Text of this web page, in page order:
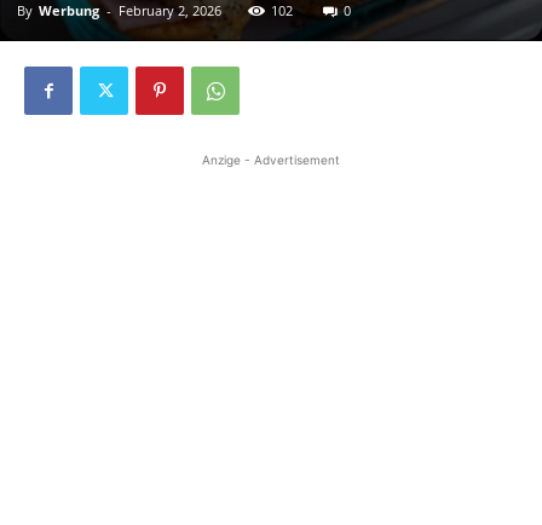
By Werbung - February 2, 2026 102 0
Anzige - Advertisement